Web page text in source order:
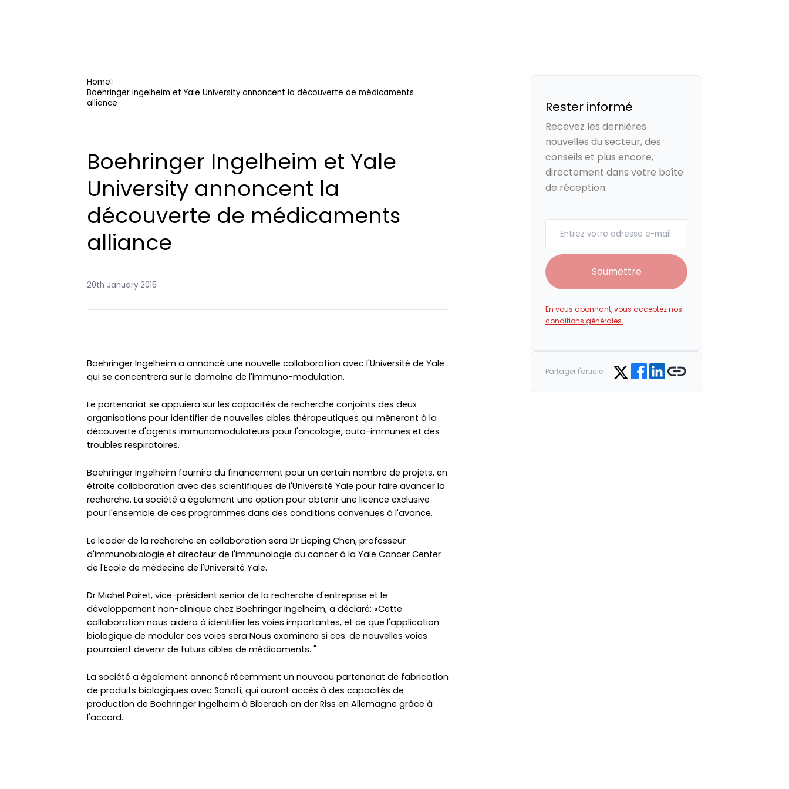
Home
Boehringer Ingelheim et Yale University annoncent la découverte de médicaments
alliance
Boehringer Ingelheim et Yale
University annoncent la
découverte de médicaments
alliance
20th January 2015
Boehringer Ingelheim a annoncé une nouvelle collaboration avec l'Université de Yale
qui se concentrera sur le domaine de l'immuno-modulation.
Le partenariat se appuiera sur les capacités de recherche conjoints des deux
organisations pour identifier de nouvelles cibles thérapeutiques qui mèneront à la
découverte d'agents immunomodulateurs pour l'oncologie, auto-immunes et des
troubles respiratoires.
Boehringer Ingelheim fournira du financement pour un certain nombre de projets, en
étroite collaboration avec des scientifiques de l'Université Yale pour faire avancer la
recherche. La société a également une option pour obtenir une licence exclusive
pour l'ensemble de ces programmes dans des conditions convenues à l'avance.
Le leader de la recherche en collaboration sera Dr Lieping Chen, professeur
d'immunobiologie et directeur de l'immunologie du cancer à la Yale Cancer Center
de l'Ecole de médecine de l'Université Yale.
Dr Michel Pairet, vice-président senior de la recherche d'entreprise et le
développement non-clinique chez Boehringer Ingelheim, a déclaré: «Cette
collaboration nous aidera à identifier les voies importantes, et ce que l'application
biologique de moduler ces voies sera Nous examinera si ces. de nouvelles voies
pourraient devenir de futurs cibles de médicaments. "
La société a également annoncé récemment un nouveau partenariat de fabrication
de produits biologiques avec Sanofi, qui auront accès à des capacités de
production de Boehringer Ingelheim à Biberach an der Riss en Allemagne grâce à
l'accord.
Rester informé
Recevez les dernières
nouvelles du secteur, des
conseils et plus encore,
directement dans votre boîte
de réception.
Soumettre
En vous abonnant, vous acceptez nos
conditions générales.
Partager l'article Share on Twitter
Share on Facebook
Share on LinkedIn
Copy link